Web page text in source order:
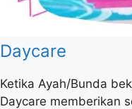
Daycare
Ketika Ayah/Bunda
Daycare memberikan